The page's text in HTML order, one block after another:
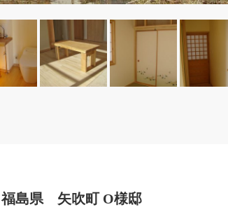
福島県 矢吹町 O様邸